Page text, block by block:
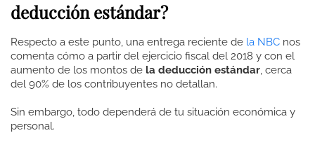
deducción estándar?
Respecto a este punto, una entrega reciente de la NBC nos
comenta cómo a partir del ejercicio fiscal del 2018 y con el
aumento de los montos de la deducción estándar, cerca
del 90% de los contribuyentes no detallan.
Sin embargo, todo dependerá de tu situación económica y
personal.